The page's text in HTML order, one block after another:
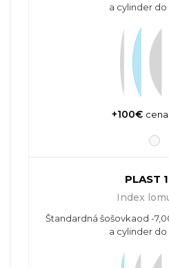
a cylinder do
+100€
PLAST
Index
Štandardná šošovkaod -
a cylinder do